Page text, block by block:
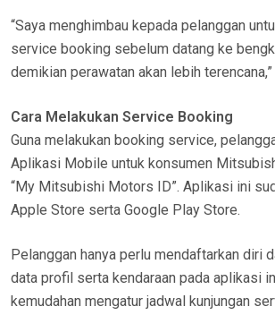
“Saya menghimbau kepada pelanggan
service booking sebelum datang ke
demikian perawatan akan lebih
Cara Melakukan Service Booking
Guna melakukan booking service,
Aplikasi Mobile untuk konsumen
“My Mitsubishi Motors ID”. Aplikasi ini
Apple Store serta Google Play Store.
Pelanggan hanya perlu mendaftarkan diri
data profil serta kendaraan pada aplikasi
kemudahan mengatur jadwal kunjungan